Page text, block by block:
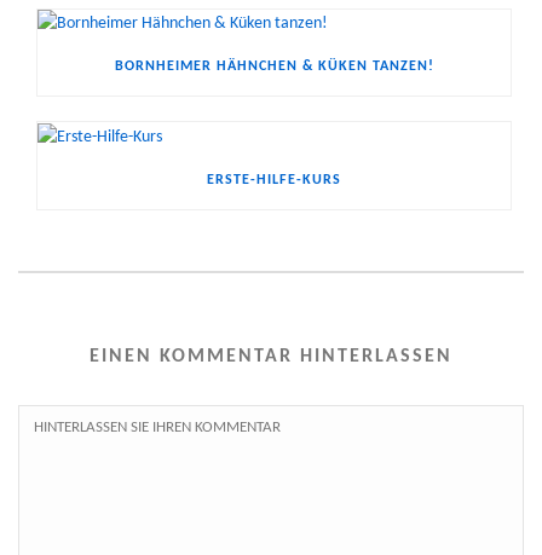
BORNHEIMER HÄHNCHEN & KÜKEN TANZEN!
ERSTE-HILFE-KURS
EINEN KOMMENTAR HINTERLASSEN